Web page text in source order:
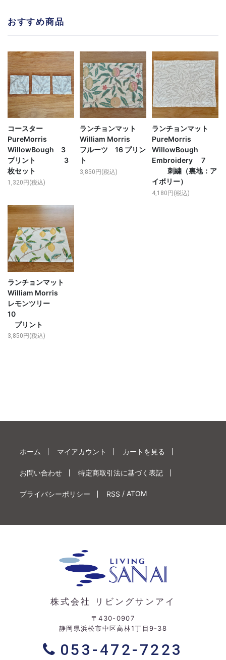
おすすめ商品
コースター
PureMorris
WillowBough 3
プリント 3
枚セット
1,320円(税込)
ランチョンマット
William Morris
フルーツ 16 プリン
ト
3,850円(税込)
ランチョンマット
PureMorris
WillowBough
Embroidery 7
刺繍（裏地：ア
イボリー）
4,180円(税込)
ランチョンマット
William Morris
レモンツリー
10
プリント
3,850円(税込)
ホーム マイアカウント カートを見る
お問い合わせ 特定商取引法に基づく表記
プライバシーポリシー RSS / ATOM
株式会社 リビングサンアイ
〒430-0907
静岡県浜松市中区高林1丁目9-38
053-472-7223